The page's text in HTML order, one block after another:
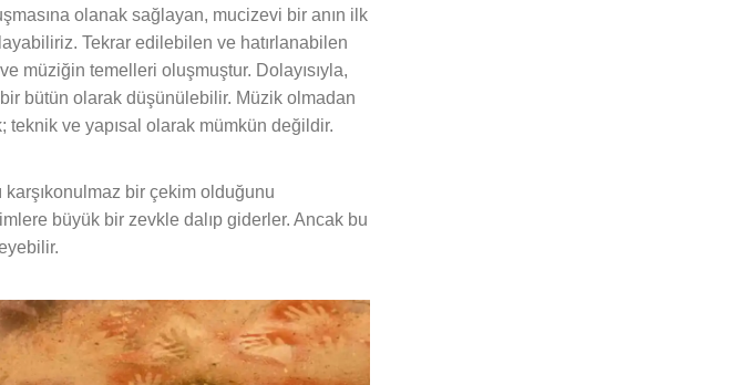
olanak sağlayan, mucizevi bir anın ilk
Tekrar edilebilen ve hatırlanabilen
müziğin temelleri oluşmuştur. Dolayısıyla,
bütün olarak düşünülebilir. Müzik olmadan
teknik ve yapısal olarak mümkün değildir.
bir çekim olduğunu
büyük bir zevkle dalıp giderler. Ancak bu